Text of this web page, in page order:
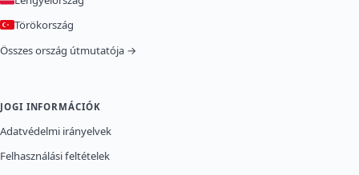
Törökország
Összes ország útmutatója →
JOGI INFORMÁCIÓK
Adatvédelmi irányelvek
Felhasználási feltételek